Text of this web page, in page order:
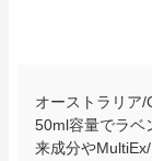
オーストラリア/
50ml容量でラベ
来成分や